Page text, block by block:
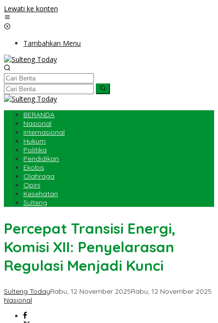
Lewati ke konten
Tambahkan Menu
BERANDA
Nasional
Internasional
Hukum
Politika
Pendidikan
Ekobis
Olahraga
Opini
Kesehatan
Sulteng
Percepat Transisi Energi,
Komisi XII: Penyelarasan
Regulasi Menjadi Kunci
Sulteng TodayRabu, 12 November 2025Rabu, 12 November 2025
Nasional